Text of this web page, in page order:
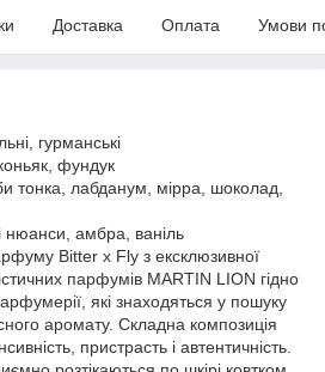
Доставка Оплата Умови
гурманські
фундук
тонка, лабданум, мірра, шоколад,
нюанси, амбра, ваніль
Bitter x Fly з ексклюзивної
парфумів MARTIN LION гідно
які знаходяться у пошуку
аромату. Складна композиція
пристрасть і автентичність.